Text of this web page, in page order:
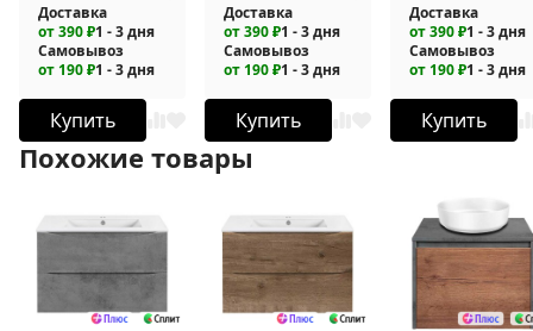
Доставка
от 390 ₽1 - 3 дня
Самовывоз
от 190 ₽1 - 3 дня
Купить
Доставка
от 390 ₽1 - 3 дня
Самовывоз
от 190 ₽1 - 3 дня
Купить
Доставка
от 390 ₽1 - 3 дня
Самовывоз
от 190 ₽1 - 3 дня
Купить
Похожие товары